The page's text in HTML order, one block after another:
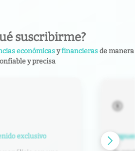
suscribirme?
económicasyfinancierasde manera
y precisa
exclusivo